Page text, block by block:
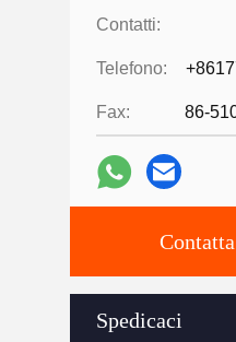
Contatti:
Telefono:
Fax: 86-
Spedicaci